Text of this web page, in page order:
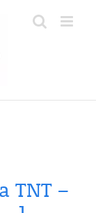
TNT –